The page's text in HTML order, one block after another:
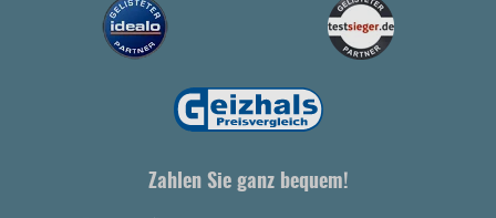
Zahlen Sie ganz bequem!